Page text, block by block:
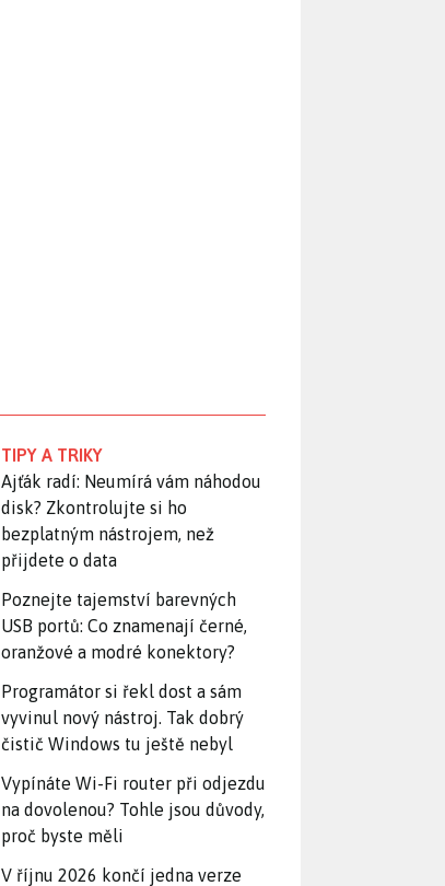
TIPY A TRIKY
Ajťák radí: Neumírá vám náhodou
disk? Zkontrolujte si ho
bezplatným nástrojem, než
přijdete o data
Poznejte tajemství barevných
USB portů: Co znamenají černé,
oranžové a modré konektory?
Programátor si řekl dost a sám
vyvinul nový nástroj. Tak dobrý
čistič Windows tu ještě nebyl
Vypínáte Wi-Fi router při odjezdu
na dovolenou? Tohle jsou důvody,
proč byste měli
V říjnu 2026 končí jedna verze